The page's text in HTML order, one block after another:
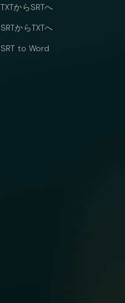
TXTからSRTへ
SRTからTXTへ
SRT to Word